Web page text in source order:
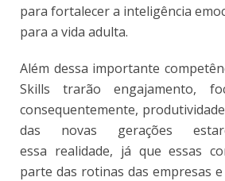
para fortalecer a inteligência
para a vida adulta.
Além dessa importante
Skills trarão engajamento,
consequentemente,
das novas gerações
essa realidade, já que essas
parte das rotinas das empresas